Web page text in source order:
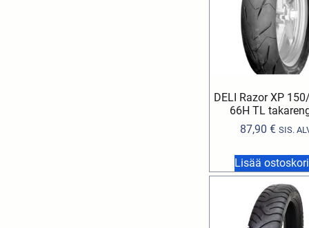
DELI Razor XP
66H TL
87,90€ SIS.
Lisää